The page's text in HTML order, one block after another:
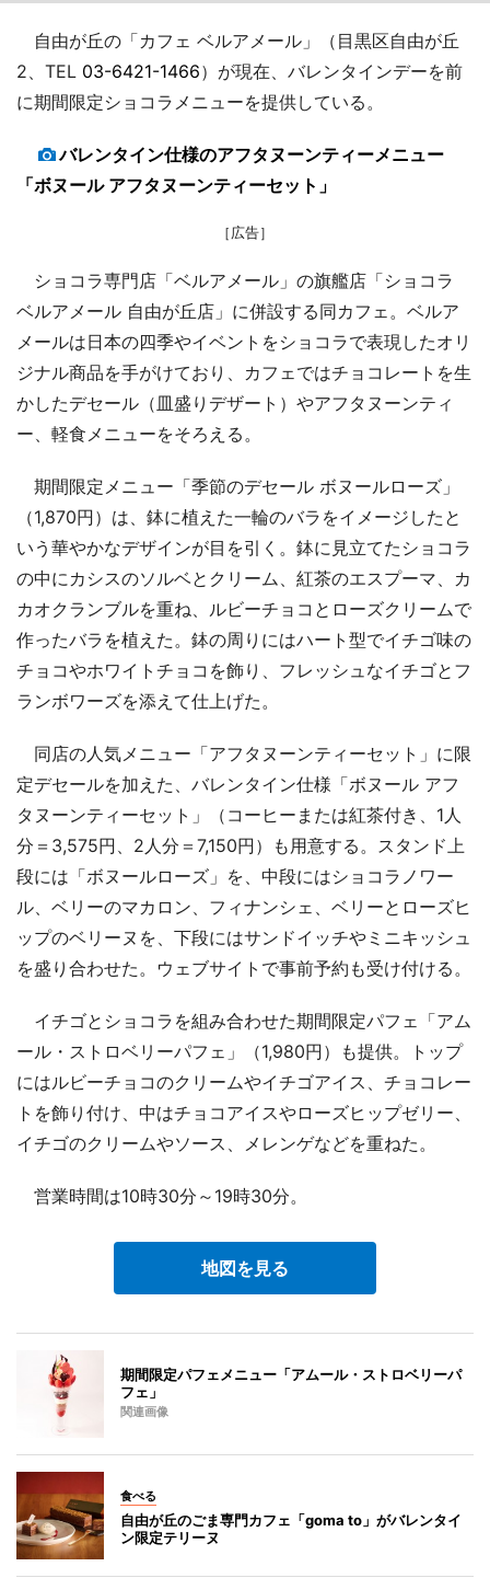
自由が丘の「カフェ ベルアメール」（目黒区自由が丘
2、TEL 03-6421-1466）が現在、バレンタインデーを前
に期間限定ショコラメニューを提供している。
バレンタイン仕様のアフタヌーンティーメニュー
「ボヌール アフタヌーンティーセット」
［広告］
ショコラ専門店「ベルアメール」の旗艦店「ショコラ
ベルアメール 自由が丘店」に併設する同カフェ。ベルア
メールは日本の四季やイベントをショコラで表現したオリ
ジナル商品を手がけており、カフェではチョコレートを生
かしたデセール（皿盛りデザート）やアフタヌーンティ
ー、軽食メニューをそろえる。
期間限定メニュー「季節のデセール ボヌールローズ」
（1,870円）は、鉢に植えた一輪のバラをイメージしたと
いう華やかなデザインが目を引く。鉢に見立てたショコラ
の中にカシスのソルベとクリーム、紅茶のエスプーマ、カ
カオクランブルを重ね、ルビーチョコとローズクリームで
作ったバラを植えた。鉢の周りにはハート型でイチゴ味の
チョコやホワイトチョコを飾り、フレッシュなイチゴとフ
ランボワーズを添えて仕上げた。
同店の人気メニュー「アフタヌーンティーセット」に限
定デセールを加えた、バレンタイン仕様「ボヌール アフ
タヌーンティーセット」（コーヒーまたは紅茶付き、1人
分＝3,575円、2人分＝7,150円）も用意する。スタンド上
段には「ボヌールローズ」を、中段にはショコラノワー
ル、ベリーのマカロン、フィナンシェ、ベリーとローズヒ
ップのベリーヌを、下段にはサンドイッチやミニキッシュ
を盛り合わせた。ウェブサイトで事前予約も受け付ける。
イチゴとショコラを組み合わせた期間限定パフェ「アム
ール・ストロベリーパフェ」（1,980円）も提供。トップ
にはルビーチョコのクリームやイチゴアイス、チョコレー
トを飾り付け、中はチョコアイスやローズヒップゼリー、
イチゴのクリームやソース、メレンゲなどを重ねた。
営業時間は10時30分～19時30分。
地図を見る
期間限定パフェメニュー「アムール・ストロベリーパ
フェ」
関連画像
食べる
自由が丘のごま専門カフェ「goma to」がバレンタイ
ン限定テリーヌ